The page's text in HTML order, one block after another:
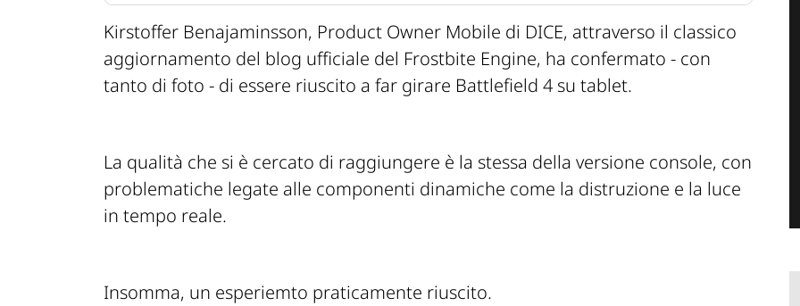
Kirstoffer Benajaminsson, Product Owner Mobile di DICE, attraverso il classico
aggiornamento del blog ufficiale del Frostbite Engine, ha confermato - con
tanto di foto - di essere riuscito a far girare Battlefield 4 su tablet.
La qualità che si è cercato di raggiungere è la stessa della versione console, con
problematiche legate alle componenti dinamiche come la distruzione e la luce
in tempo reale.
Insomma, un esperiemto praticamente riuscito.